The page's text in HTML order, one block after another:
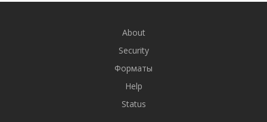
About
Security
Форматы
Help
Status